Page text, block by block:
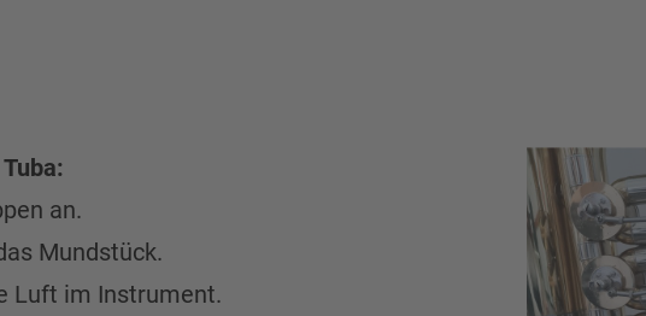
an.
Mundstück.
Luft im Instrument.